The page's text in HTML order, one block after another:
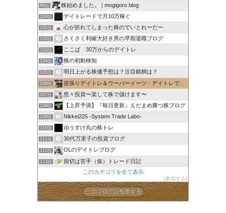
99位 株始めました。 | mogigoro blog
100位 デイトレードで月10万稼ぐ
101位 心が折れてしまった株のでいとれーだー
102位 さくさく利確大好き男の早期退職ブログ
103位 ここぱ 30万からのデイトレ
104位 株の初動検知
105位 明日上がる株価予想は？注目銘柄は？
106位 逆張りデイトレ＆ウーバーイーツ - デイトレで1日1万円稼ぐ
107位 悠々投資〜楽して株で儲けます〜
108位 【上昇予測】『毎日更新』えだまめ勝つ株ブログ
109位 Nikkei225 -System Trade Labo-
110位 ゆうすけ丸の株トレ
111位 30代万里子の投資ブログ
112位 OLのデイトレブログ
113位
損切は苦手（仮）トレード日記
このカテゴリを全て表示
参加する
このブログに投票する